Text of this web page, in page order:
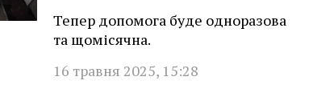
Тепер допомога буде одноразова
та щомісячна.
16 травня 2025, 15:28